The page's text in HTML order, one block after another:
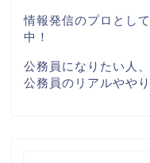
情報発信のプロとし
中！
公務員になりたい人
公務員のリアルやや